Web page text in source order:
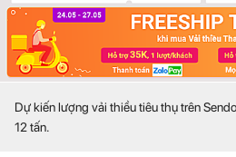
Dự kiến lượng vải thiều tiêu thụ trên
12 tấn.